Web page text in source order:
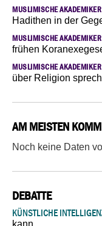
MUSLIMISCHE AKADEMIKER
Hadithen in der
MUSLIMISCHE AKADEMIKER
frühen
MUSLIMISCHE AKADEMIKER
über Religion
AM MEISTEN
Noch keine Daten
DEBATTE
KÜNSTLICHE